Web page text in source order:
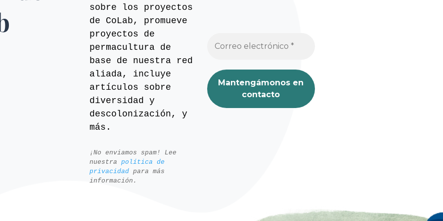
sobre los proyectos
de CoLab, promueve
proyectos de
permacultura de
base de nuestra red
aliada, incluye
artículos sobre
diversidad y
descolonización, y
más.
¡No enviamos spam! Lee
nuestra política de
privacidadpara más
información.